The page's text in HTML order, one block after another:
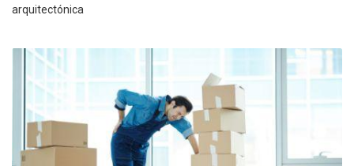
arquitectónica